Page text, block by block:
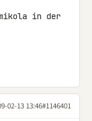
in der
02-13 13:46#1146401